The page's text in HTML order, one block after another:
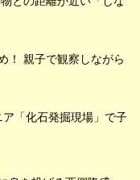
！ 親子で観察しながら
「化石発掘現場」で子